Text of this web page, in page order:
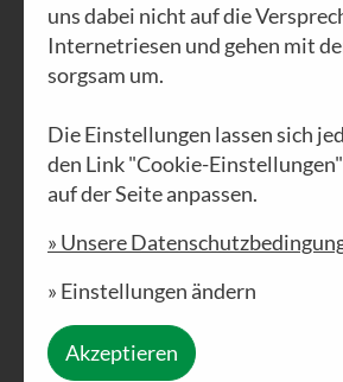
PDF DOWNLOAD
uns dabei nicht auf die
Internetriesen und gehen mit
sorgsam um.
Die Einstellungen lassen sich
den Link "Cookie-
auf der Seite anpassen.
» Unsere
» Einstellungen ändern
Akzeptieren